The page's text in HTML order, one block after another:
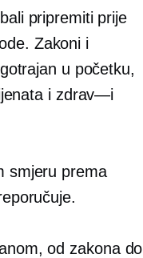
pripremiti prije
Zakoni i
u početku,
i zdrav—i
smjeru prema
od zakona do